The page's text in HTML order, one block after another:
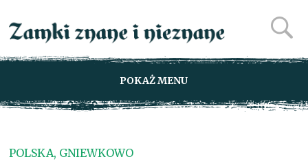
POKAŻ MENU
POLSKA, GNIEWKOWO